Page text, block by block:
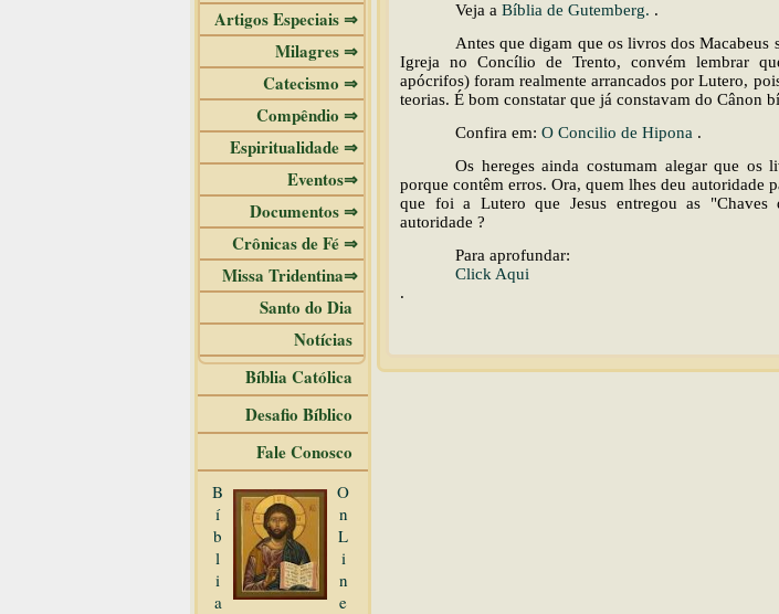
Artigos Especiais ⇒
Milagres ⇒
Catecismo ⇒
Compêndio ⇒
Espiritualidade ⇒
Eventos⇒
Documentos ⇒
Crônicas de Fé ⇒
Missa Tridentina⇒
Santo do Dia
Notícias
Bíblia Católica
Desafio Bíblico
Fale Conosco
B
í
b
l
i
a
O
n
L
i
n
e
Veja a Bíblia de Gutemberg. .
Antes que digam que os livros dos Macabeus
Igreja no Concílio de Trento, convém lembrar
apócrifos) foram realmente arrancados por Lutero,
teorias. É bom constatar que já constavam do Cânon
Confira em: O Concilio de Hipona .
Os hereges ainda costumam alegar que os
porque contêm erros. Ora, quem lhes deu autoridade
que foi a Lutero que Jesus entregou as
autoridade ?
Para aprofundar:
Click Aqui
.